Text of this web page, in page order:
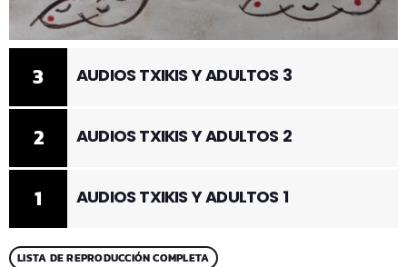
1 AUDIOS TXIKIS Y ADULTOS 1
2 AUDIOS TXIKIS Y ADULTOS 2
3 AUDIOS TXIKIS Y ADULTOS 3
LISTA DE REPRODUCCIÓN COMPLETA